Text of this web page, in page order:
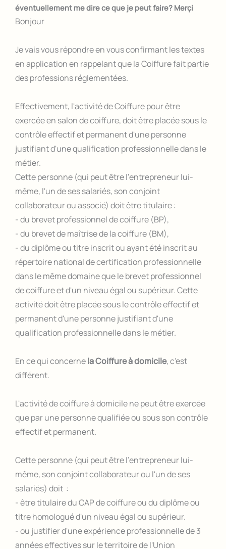
éventuellement me dire ce que je peut faire? Merçi
Bonjour
Je vais vous répondre en vous confirmant les textes
en application en rappelant que la Coiffure fait partie
des professions réglementées.
Effectivement, l'activité de Coiffure pour être
exercée en salon de coiffure, doit être placée sous le
contrôle effectif et permanent d'une personne
justifiant d'une qualification professionnelle dans le
métier.
Cette personne (qui peut être l'entrepreneur lui-
même, l'un de ses salariés, son conjoint
collaborateur ou associé) doit être titulaire :
- du brevet professionnel de coiffure (BP),
- du brevet de maîtrise de la coiffure (BM),
- du diplôme ou titre inscrit ou ayant été inscrit au
répertoire national de certification professionnelle
dans le même domaine que le brevet professionnel
de coiffure et d'un niveau égal ou supérieur. Cette
activité doit être placée sous le contrôle effectif et
permanent d'une personne justifiant d'une
qualification professionnelle dans le métier.
En ce qui concernela Coiffure à domicile, c'est
différent.
L'activité de coiffure à domicile ne peut être exercée
que par une personne qualifiée ou sous son contrôle
effectif et permanent.
Cette personne (qui peut être l'entrepreneur lui-
même, son conjoint collaborateur ou l'un de ses
salariés) doit :
- être titulaire du CAP de coiffure ou du diplôme ou
titre homologué d'un niveau égal ou supérieur.
- ou justifier d'une expérience professionnelle de 3
années effectives sur le territoire de l'Union